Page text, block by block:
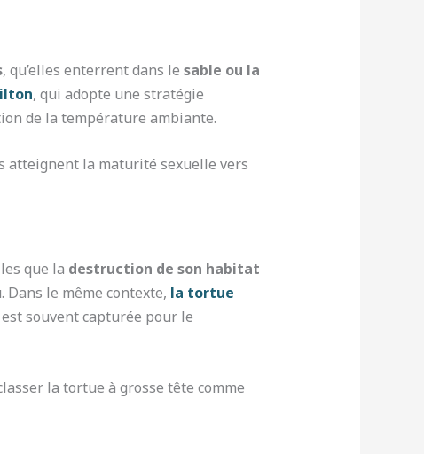
, qu’elles enterrent dans le sable ou la
, qui adopte une stratégie
de la température ambiante.
atteignent la maturité sexuelle vers
que la destruction de son habitat
Dans le même contexte, la tortue
souvent capturée pour le
la tortue à grosse tête comme